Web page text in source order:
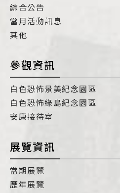
綜合公告
當月活動訊息
其他
參觀資訊
白色恐怖景美紀念園區
白色恐怖綠島紀念園區
安康接待室
展覽資訊
當期展覽
歷年展覽